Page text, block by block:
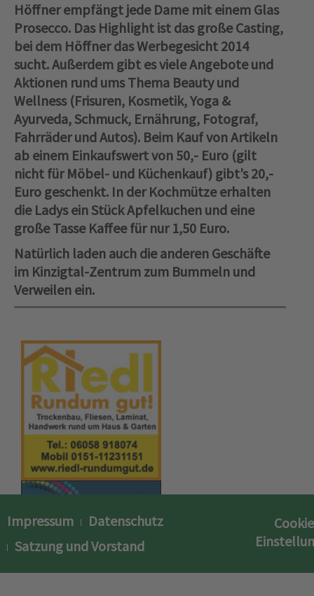
Höffner empfängt jede Dame mit einem Glas
Prosecco. Das Highlight ist das große Casting,
bei dem Höffner das Werbegesicht 2014
sucht. Außerdem gibt es viele Angebote und
Aktionen rund ums Thema Beauty und
Wellness (Frisuren, Kosmetik, Yoga &
Ayurveda, Schmuck, Ernährung, Fotograf,
Fahrräder und Autos). Beim Kauf von Artikeln
ab einem Einkaufswert von 50,- Euro (gilt
nicht für Möbel- und Küchenkauf) gibt’s 20,-
Euro geschenkt. In der Kochmütze erhalten
die Ladys ein Stück Apfelkuchen und eine
große Tasse Kaffee für nur 1,50 Euro.
Natürlich laden auch die anderen Geschäfte
im Kinzigtal-Zentrum zum Bummeln und
Verweilen ein.
Impressum
Datenschutz
Satzung und Vorstand